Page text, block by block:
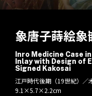
象唐子蒔絵
Inro Medicine Case
Inlay with Design of
Signed Kakosai
江戸時代後期（19世紀）／
9.1×5.7×2.2cm